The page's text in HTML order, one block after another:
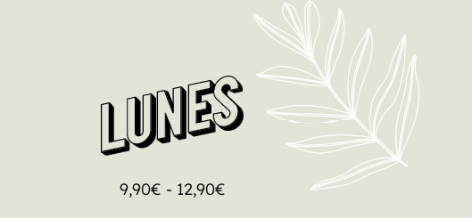
9,90€ - 12,90€
CERRADOS POR VACACIONES 🏖️
NOS VEMOS EL 31 DE AGOSTO